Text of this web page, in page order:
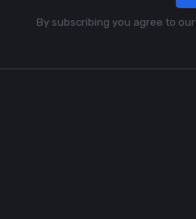
By subscribing you agree to our